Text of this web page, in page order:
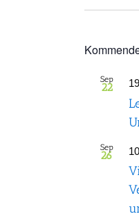
Sep
22
Sep
26